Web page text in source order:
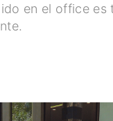
en el office es